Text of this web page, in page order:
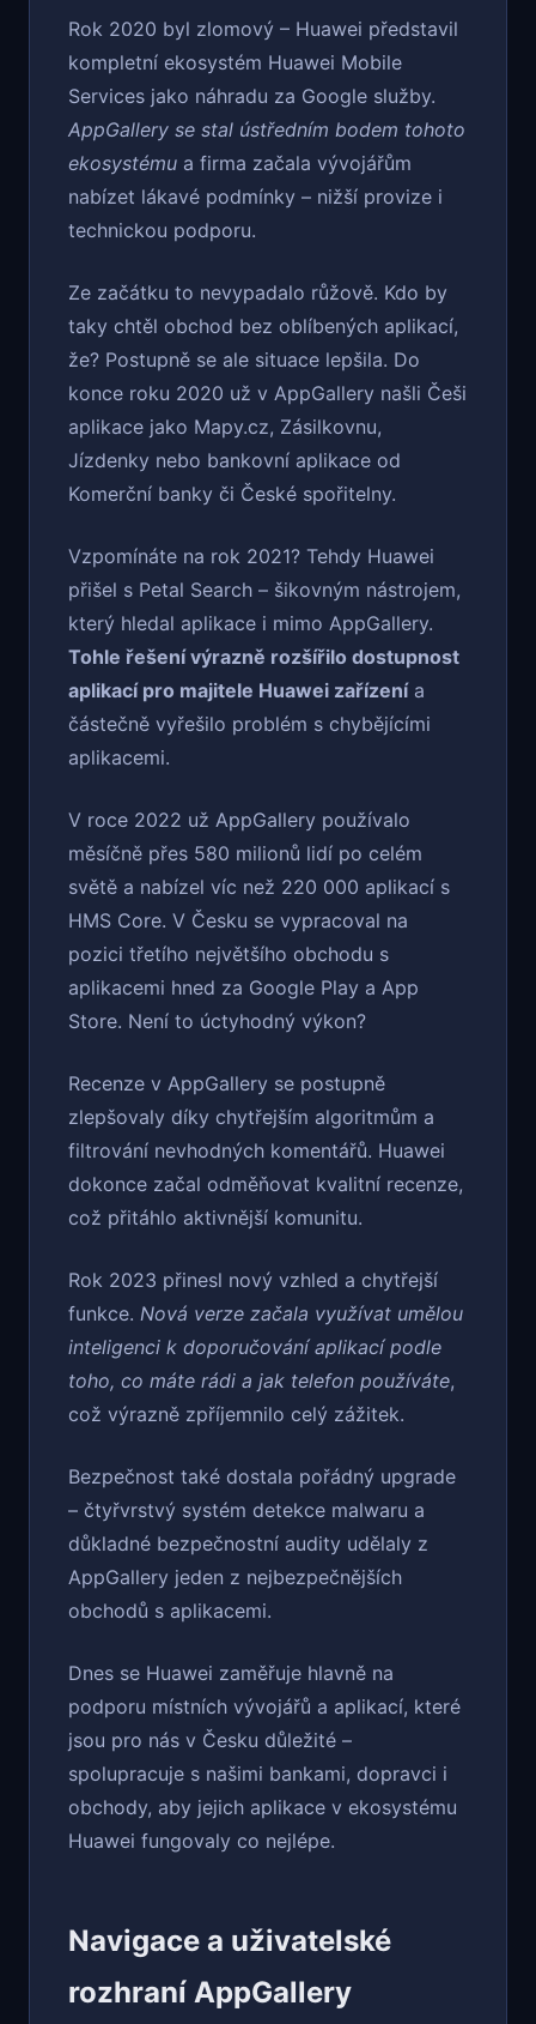
Rok 2020 byl zlomový – Huawei představil
kompletní ekosystém Huawei Mobile
Services jako náhradu za Google služby.
AppGallery se stal ústředním bodem tohoto
ekosystému a firma začala vývojářům
nabízet lákavé podmínky – nižší provize i
technickou podporu.
Ze začátku to nevypadalo růžově. Kdo by
taky chtěl obchod bez oblíbených aplikací,
že? Postupně se ale situace lepšila. Do
konce roku 2020 už v AppGallery našli Češi
aplikace jako Mapy.cz, Zásilkovnu,
Jízdenky nebo bankovní aplikace od
Komerční banky či České spořitelny.
Vzpomínáte na rok 2021? Tehdy Huawei
přišel s Petal Search – šikovným nástrojem,
který hledal aplikace i mimo AppGallery.
Tohle řešení výrazně rozšířilo dostupnost
aplikací pro majitele Huawei zařízenía
částečně vyřešilo problém s chybějícími
aplikacemi.
V roce 2022 už AppGallery používalo
měsíčně přes 580 milionů lidí po celém
světě a nabízel víc než 220 000 aplikací s
HMS Core. V Česku se vypracoval na
pozici třetího největšího obchodu s
aplikacemi hned za Google Play a App
Store. Není to úctyhodný výkon?
Recenze v AppGallery se postupně
zlepšovaly díky chytřejším algoritmům a
filtrování nevhodných komentářů. Huawei
dokonce začal odměňovat kvalitní recenze,
což přitáhlo aktivnější komunitu.
Rok 2023 přinesl nový vzhled a chytřejší
funkce. Nová verze začala využívat umělou
inteligenci k doporučování aplikací podle
toho, co máte rádi a jak telefon používáte,
což výrazně zpříjemnilo celý zážitek.
Bezpečnost také dostala pořádný upgrade
– čtyřvrstvý systém detekce malwaru a
důkladné bezpečnostní audity udělaly z
AppGallery jeden z nejbezpečnějších
obchodů s aplikacemi.
Dnes se Huawei zaměřuje hlavně na
podporu místních vývojářů a aplikací, které
jsou pro nás v Česku důležité –
spolupracuje s našimi bankami, dopravci i
obchody, aby jejich aplikace v ekosystému
Huawei fungovaly co nejlépe.
Navigace a uživatelské
rozhraní AppGallery